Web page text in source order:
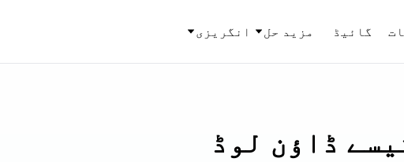
گائیڈ مزید حل انگریزی
ڈاؤن لوڈ